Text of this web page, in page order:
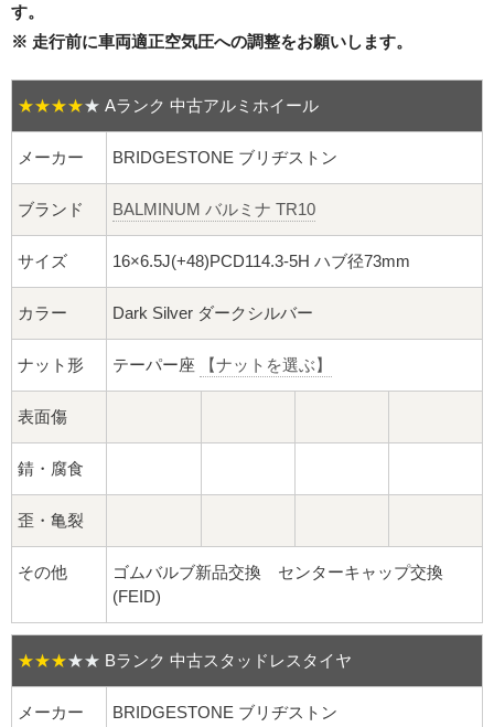
19インチ：夏タイヤホイール
20インチ：夏タイヤホイール
ホイールナット
ショート平面ナット
球面座ナット
ロング球面ナット
ショート球面ナット
貫通ナット
袋ナット
ロング袋ナット
す。
※ 走行前に車両適正空気圧への調整をお願いします。
★★★★★ Aランク 中古アルミホイール
メーカー BRIDGESTONE ブリヂストン
ブランド BALMINUM バルミナ TR10
サイズ 16×6.5J(+48)PCD114.3-5H ハブ径73mm
カラー Dark Silver ダークシルバー
ナット形 テーパー座 【ナットを選ぶ】
表面傷
錆・腐食
歪・亀裂
その他
ゴムバルブ新品交換 センターキャップ交換
(FEID)
★★★★★ Bランク 中古スタッドレスタイヤ
メーカー BRIDGESTONE ブリヂストン